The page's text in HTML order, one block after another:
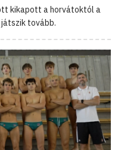
kikapott a horvátoktól a
tovább.